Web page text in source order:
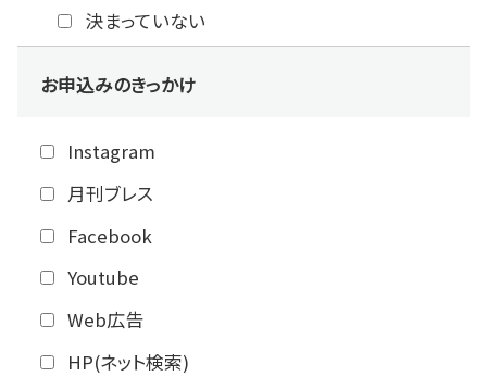
決まっていない
お申込みのきっかけ
Instagram
月刊ブレス
Facebook
Youtube
Web広告
HP(ネット検索)